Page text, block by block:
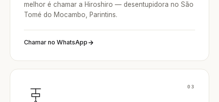
melhor é chamar a Hiroshiro — desentupidora no São
Tomé do Mocambo, Parintins.
Chamar no WhatsApp
03